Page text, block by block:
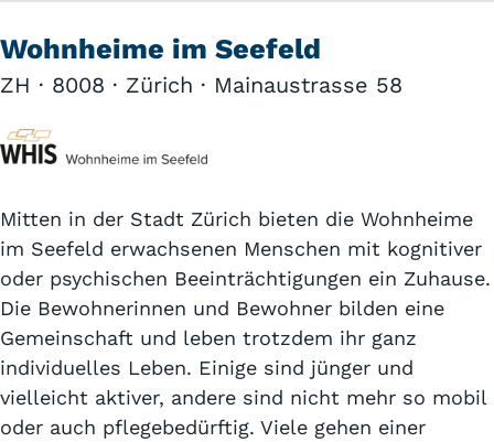
Wohnheime im Seefeld
ZH · 8008 · Zürich · Mainaustrasse 58
Mitten in der Stadt Zürich bieten die Wohnheime
im Seefeld erwachsenen Menschen mit kognitiver
oder psychischen Beeinträchtigungen ein Zuhause.
Die Bewohnerinnen und Bewohner bilden eine
Gemeinschaft und leben trotzdem ihr ganz
individuelles Leben. Einige sind jünger und
vielleicht aktiver, andere sind nicht mehr so mobil
oder auch pflegebedürftig. Viele gehen einer